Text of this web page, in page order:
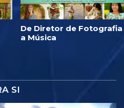
De Diretor de Fotografia
a Música
SI